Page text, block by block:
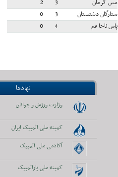
مس کرمان
3
2
ستارگان دشتستان
3
0
پاس ناجا قم
4
0
نهادها
وزارت ورزش و جوانان
کمیته ملی المپیک ایران
آکادمی ملی المپیک
کمیته ملی پارالمپیک